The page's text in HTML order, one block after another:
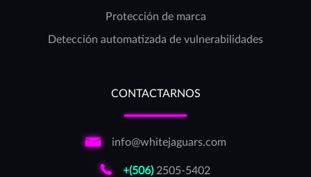
Protección de marca
Detección automatizada de vulnerabilidades
CONTACTARNOS
info@whitejaguars.com
+(506)2505-5402